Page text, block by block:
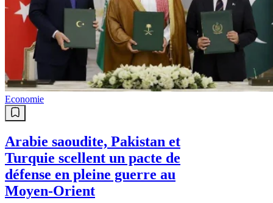
Economie
Arabie saoudite, Pakistan et
Turquie scellent un pacte de
défense en pleine guerre au
Moyen-Orient